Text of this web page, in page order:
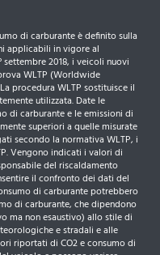
di carburante è definito sulla
applicabili in vigore al
2018, i veicoli nuovi
WLTP (Worldwide
procedura WLTP sostituisce il
utilizzata. Date le
di carburante e le emissioni di
superiori a quelle misurate
secondo la normativa WLTP, i
Vengono indicati i valori di
del riscaldamento
il confronto dei dati del
di carburante potrebbero
di carburante, che dipendono
ma non esaustivo) allo stile di
e stradali e alle
riportati di CO2 e consumo di